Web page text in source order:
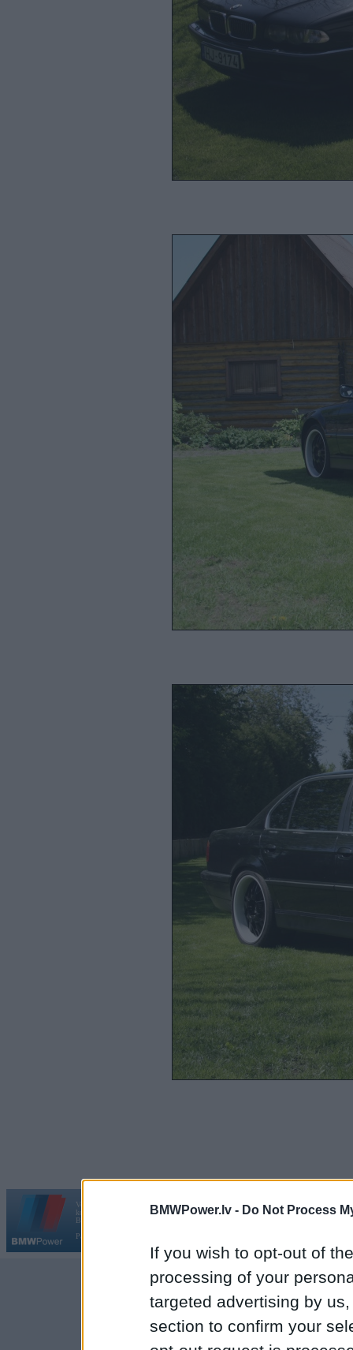
BMWPower.lv - Do Not Process
If you wish to opt-out of
processing of your
targeted advertising by
section to confirm your
Vortāls BMWPower.lv darbojas
kopš 2002. gada 14. maija. Tas nav auto klubs un nav saistīts ar
BMW AG.
Par BMWPower